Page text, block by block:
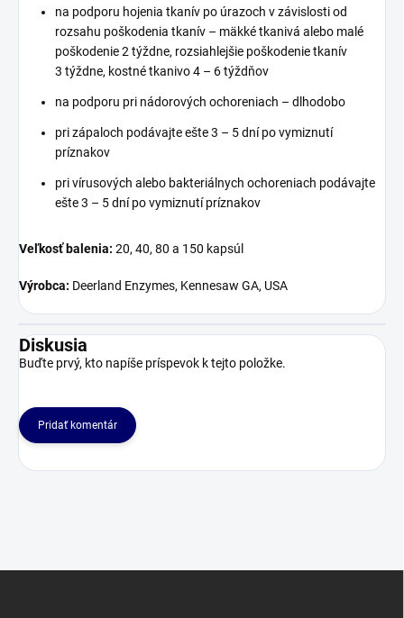
na podporu hojenia tkanív po úrazoch v závislosti od
rozsahu poškodenia tkanív – mäkké tkanivá alebo malé
poškodenie 2 týždne, rozsiahlejšie poškodenie tkanív
3 týždne, kostné tkanivo 4 – 6 týždňov
na podporu pri nádorových ochoreniach – dlhodobo
pri zápaloch podávajte ešte 3 – 5 dní po vymiznutí
príznakov
pri vírusových alebo bakteriálnych ochoreniach podávajte
ešte 3 – 5 dní po vymiznutí príznakov
Veľkosť balenia: 20, 40, 80 a 150 kapsúl
Výrobca: Deerland Enzymes, Kennesaw GA, USA
Diskusia
Buďte prvý, kto napíše príspevok k tejto položke.
Pridať komentár